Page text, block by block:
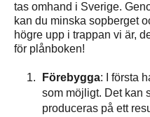
tas omhand i Sverige.
kan du minska sopberget
högre upp i trappan vi är,
för plånboken!
Förebygga: I första
som möjligt. Det kan
produceras på ett